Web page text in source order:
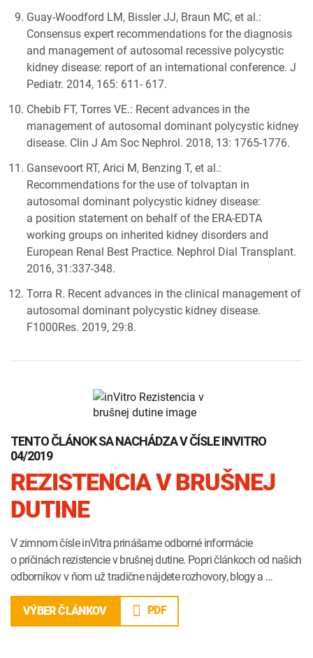
Guay-Woodford LM, Bissler JJ, Braun MC, et al.:
Consensus expert recommendations for the diagnosis
and management of autosomal recessive polycystic
kidney disease: report of an international conference. J
Pediatr. 2014, 165: 611- 617.
Chebib FT, Torres VE.: Recent advances in the
management of autosomal dominant polycystic kidney
disease. Clin J Am Soc Nephrol. 2018, 13: 1765-1776.
Gansevoort RT, Arici M, Benzing T, et al.:
Recommendations for the use of tolvaptan in
autosomal dominant polycystic kidney disease:
a position statement on behalf of the ERA-EDTA
working groups on inherited kidney disorders and
European Renal Best Practice. Nephrol Dial Transplant.
2016, 31:337-348.
Torra R. Recent advances in the clinical management of
autosomal dominant polycystic kidney disease.
F1000Res. 2019, 29:8.
TENTO ČLÁNOK SA NACHÁDZA V ČÍSLE INVITRO
04/2019
REZISTENCIA V BRUŠNEJ
DUTINE
V zimnom čísle inVitra prinášame odborné informácie
o príčinách rezistencie v brušnej dutine. Popri článkoch od našich
odborníkov v ňom už tradične nájdete rozhovory, blogy a …
VÝBER ČLÁNKOV PDF